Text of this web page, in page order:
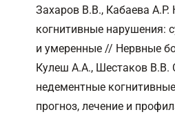
Захаров В.В., Кабаева
когнитивные нарушения:
и умеренные // Нервные
Кулеш А.А., Шестаков В.В.
недементные
прогноз, лечение и